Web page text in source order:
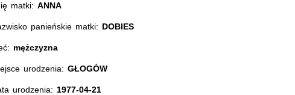
matki:ANNA
panieńskie matki: DOBIES
mężczyzna
urodzenia:GŁOGÓW
urodzenia: 1977-04-21